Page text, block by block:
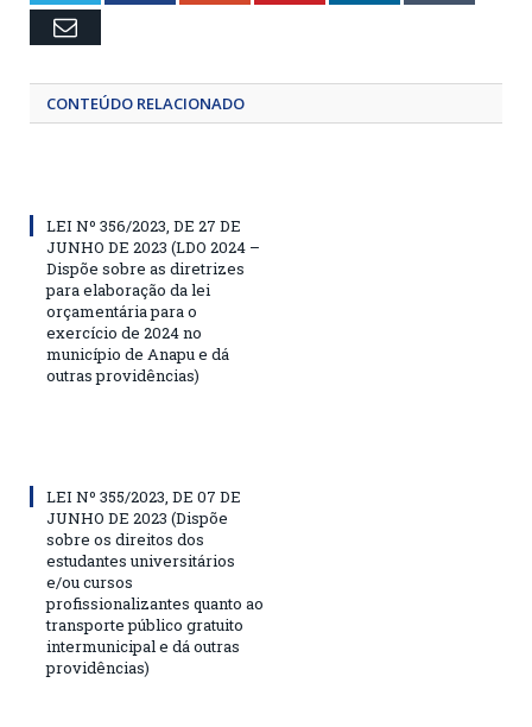
Email
CONTEÚDO RELACIONADO
LEI Nº 356/2023, DE 27 DE
JUNHO DE 2023 (LDO 2024 –
Dispõe sobre as diretrizes
para elaboração da lei
orçamentária para o
exercício de 2024 no
município de Anapu e dá
outras providências)
LEI Nº 355/2023, DE 07 DE
JUNHO DE 2023 (Dispõe
sobre os direitos dos
estudantes universitários
e/ou cursos
profissionalizantes quanto ao
transporte público gratuito
intermunicipal e dá outras
providências)